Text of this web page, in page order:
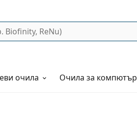
очила Очила за компютър